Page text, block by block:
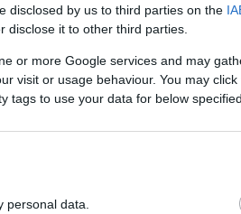
disclosed by us to third parties on the
disclose it to other third parties.
or more Google services and may
visit or usage behaviour. You may
tags to use your data for below
personal data.
δημιουργική, και
the Radiant Heart of
Death